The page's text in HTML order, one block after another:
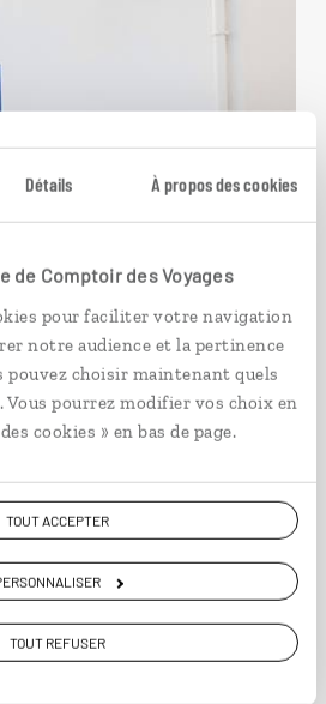
Détails À propos des cookies
de Comptoir des Voyages
pour faciliter votre navigation
notre audience et la pertinence
pouvez choisir maintenant quels
Vous pourrez modifier vos choix en
cookies » en bas de page.
TOUT ACCEPTER
TOUT REFUSER
méridional
: Lisbonne, Alentejo et